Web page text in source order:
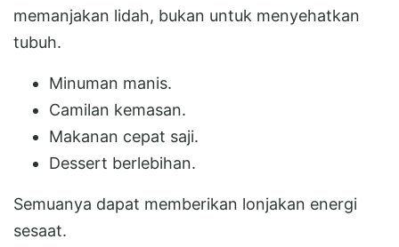
memanjakan lidah, bukan untuk menyehatkan
tubuh.
Minuman manis.
Camilan kemasan.
Makanan cepat saji.
Dessert berlebihan.
Semuanya dapat memberikan lonjakan energi
sesaat.